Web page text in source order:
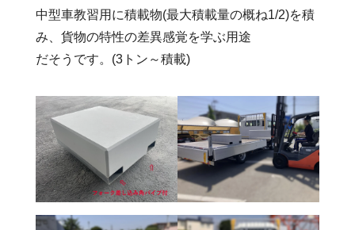
中型車教習用に積載物(最大積載量の概ね1/2)を積
み、貨物の特性の差異感覚を学ぶ用途
だそうです。(3トン～積載)